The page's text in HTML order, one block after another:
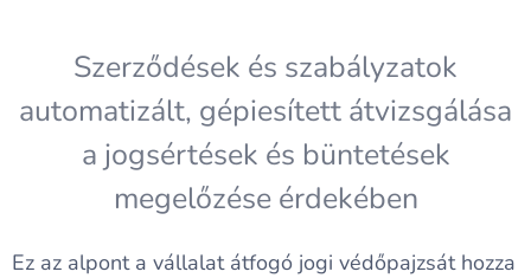
Szerződések és szabályzatok
automatizált, gépiesített átvizsgálása
a jogsértések és büntetések
megelőzése érdekében
Ez az alpont a vállalat átfogó jogi védőpajzsát hozza